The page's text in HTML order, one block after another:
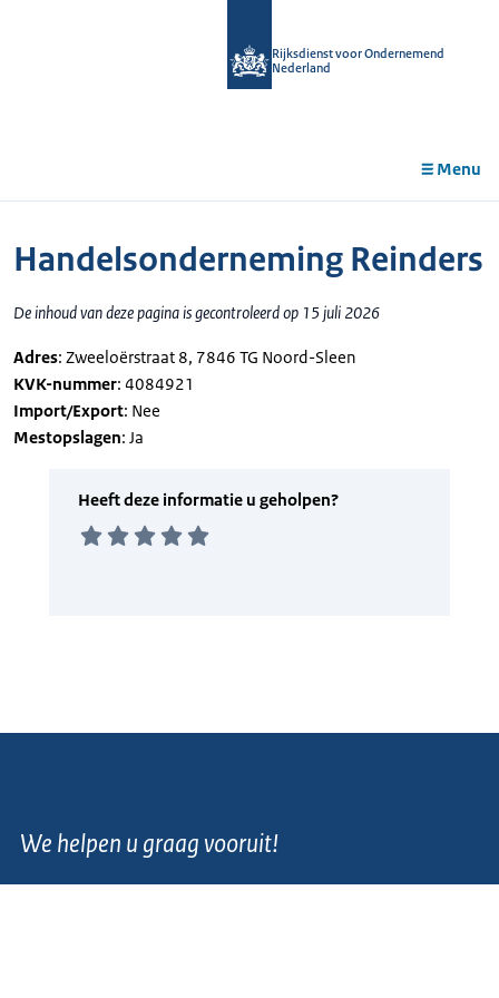
Rijksdienst voor Ondernemend
Nederland
Menu
Handelsonderneming Reinders
De inhoud van deze pagina is gecontroleerd op 15 juli 2026
Adres: Zweeloërstraat 8, 7846 TG Noord-Sleen
KVK-nummer: 4084921
Import/Export: Nee
Mestopslagen: Ja
We helpen u graag vooruit!